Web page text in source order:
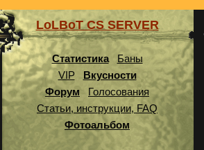
LoLBoT CS SERVER
Статистика
Баны
VIP
Вкусности
Форум
Голосования
Статьи, инструкции, FAQ
Фотоальбом